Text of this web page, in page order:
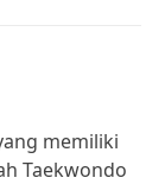
memiliki
Taekwondo